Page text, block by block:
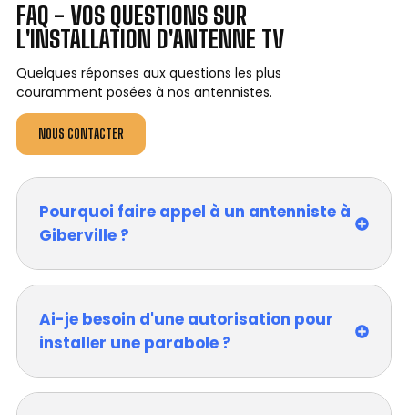
FAQ - VOS QUESTIONS SUR
L'INSTALLATION D'ANTENNE TV
Quelques réponses aux questions les plus
couramment posées à nos antennistes.
NOUS CONTACTER
Pourquoi faire appel à un antenniste à
Giberville ?
Ai-je besoin d'une autorisation pour
installer une parabole ?